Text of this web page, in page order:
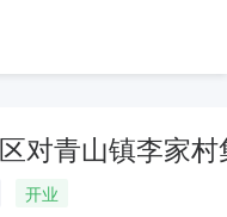
对青山镇李家
开业